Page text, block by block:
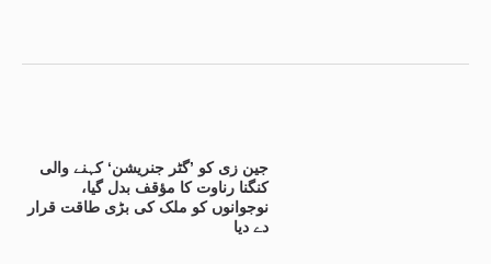
جین زی کو ’گٹر جنریشن‘ کہنے والی
کنگنا رناوت کا مؤقف بدل گیا،
نوجوانوں کو ملک کی بڑی طاقت قرار
دے دیا